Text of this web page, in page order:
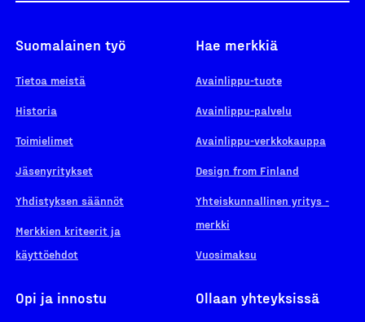
Suomalainen työ
Tietoa meistä
Historia
Toimielimet
Jäsenyritykset
Yhdistyksen säännöt
Merkkien kriteerit ja
käyttöehdot
Hae merkkiä
Avainlippu-tuote
Avainlippu-palvelu
Avainlippu-verkkokauppa
Design from Finland
Yhteiskunnallinen yritys -
merkki
Vuosimaksu
Opi ja innostu Ollaan yhteyksissä